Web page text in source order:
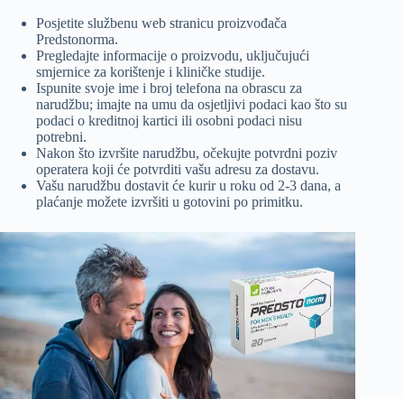
Posjetite službenu web stranicu proizvođača
Predstonorma.
Pregledajte informacije o proizvodu, uključujući
smjernice za korištenje i kliničke studije.
Ispunite svoje ime i broj telefona na obrascu za
narudžbu; imajte na umu da osjetljivi podaci kao što su
podaci o kreditnoj kartici ili osobni podaci nisu
potrebni.
Nakon što izvršite narudžbu, očekujte potvrdni poziv
operatera koji će potvrditi vašu adresu za dostavu.
Vašu narudžbu dostavit će kurir u roku od 2-3 dana, a
plaćanje možete izvršiti u gotovini po primitku.